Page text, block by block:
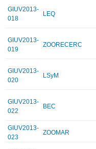
GIUV2013-
018
LEQ
GIUV2013-
019
ZOORECERC
GIUV2013-
020
LSyM
GIUV2013-
022
BEC
GIUV2013-
023
ZOOMAR